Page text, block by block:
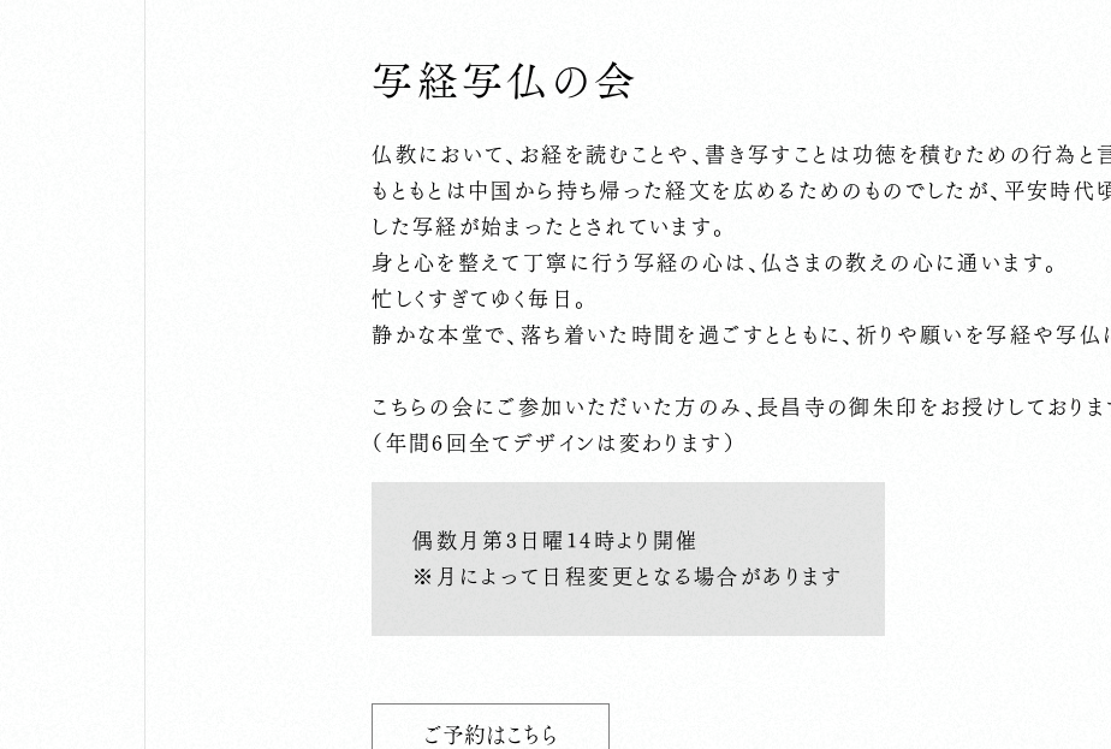
写経写仏の会
仏教において、お経を読むことや、書き写すことは功徳を積むための行為と
もともとは中国から持ち帰った経文を広めるためのものでしたが、平安時代
した写経が始まったとされています。
身と心を整えて丁寧に行う写経の心は、仏さまの教えの心に通います。
忙しくすぎてゆく毎日。
静かな本堂で、落ち着いた時間を過ごすとともに、祈りや願いを写経や写仏
こちらの会にご参加いただいた方のみ、長昌寺の御朱印をお授けしておりま
（年間6回全てデザインは変わります）
偶数月第3日曜14時より開催
※月によって日程変更となる場合があります
ご予約はこちら